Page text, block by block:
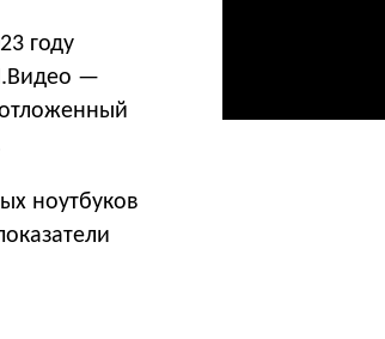
году
—
ноутбуков